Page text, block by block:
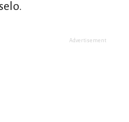
Advertisement